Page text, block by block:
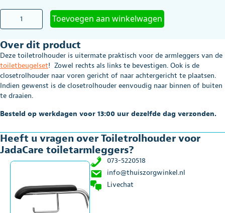
Toiletrolhouder
toiletarmleggers
aantal
Toevoegen aan winkelwagen
Over dit product
Deze toiletrolhouder is uitermate praktisch voor de armleggers van de
toiletbeugelset! Zowel rechts als links te bevestigen. Ook is de
closetrolhouder naar voren gericht of naar achtergericht te plaatsen.
Indien gewenst is de closetrolhouder eenvoudig naar binnen of buiten
te draaien.
Besteld op werkdagen voor 13:00 uur dezelfde dag verzonden.
Heeft u vragen over Toiletrolhouder voor
JadaCare toiletarmleggers?
073-5220518
info@thuiszorgwinkel.nl
Livechat